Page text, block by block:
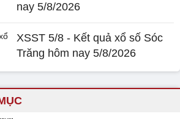
nay 5/8/2026
XSST 5/8 - Kết quả xổ số Sóc
Trăng hôm nay 5/8/2026